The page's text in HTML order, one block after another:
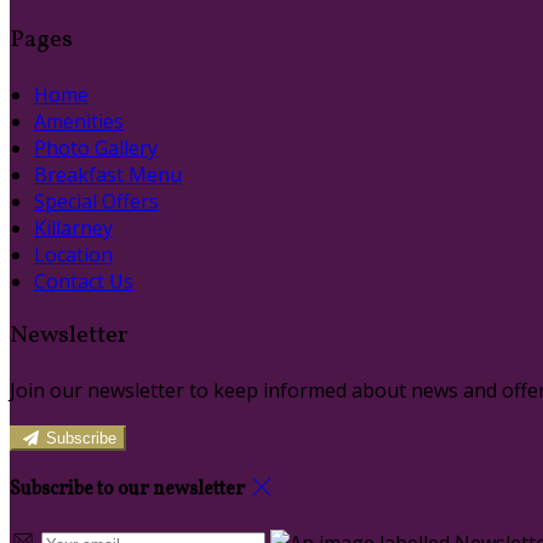
Pages
Home
Amenities
Photo Gallery
Breakfast Menu
Special Offers
Killarney
Location
Contact Us
Newsletter
Join our newsletter to keep informed about news and
Subscribe
Subscribe to our newsletter